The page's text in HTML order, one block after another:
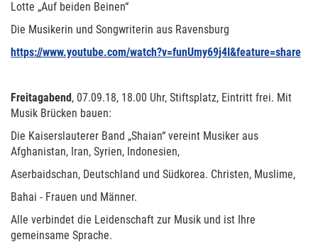
Lotte „Auf beiden Beinen“
Die Musikerin und Songwriterin aus Ravensburg
https://www.youtube.com/watch?v=funUmy69j4I&feature=share
Freitagabend, 07.09.18, 18.00 Uhr, Stiftsplatz, Eintritt frei. Mit
Musik Brücken bauen:
Die Kaiserslauterer Band „Shaian“ vereint Musiker aus
Afghanistan, Iran, Syrien, Indonesien,
Aserbaidschan, Deutschland und Südkorea. Christen, Muslime,
Bahai - Frauen und Männer.
Alle verbindet die Leidenschaft zur Musik und ist Ihre
gemeinsame Sprache.